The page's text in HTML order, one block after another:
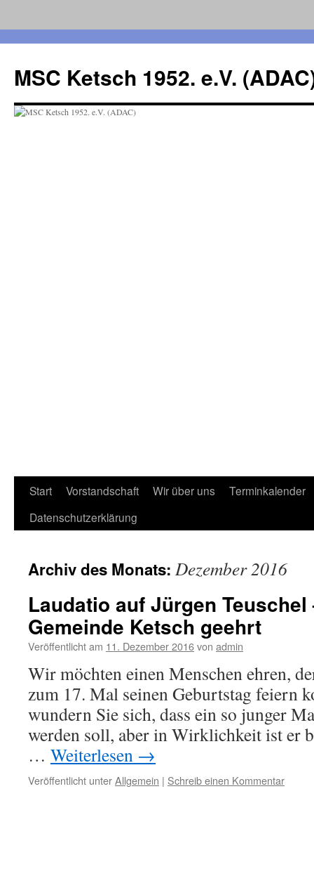
springen
MSC Ketsch 1952. e.V.
Start Vorstandschaft Wir über uns
Terminkalender
Datenschutzerklärung
Archiv des Monats: Dezember 2016
Laudatio auf Jürgen Teuschel
Gemeinde Ketsch geehrt
Veröffentlicht am 11. Dezember 2016von admin
Wir möchten einen Menschen ehren,
zum 17. Mal seinen Geburtstag feiern
wundern Sie sich, dass ein so junger
werden soll, aber in Wirklichkeit ist er
… Weiterlesen →
Veröffentlicht unterAllgemein | Schreib einen Kommentar